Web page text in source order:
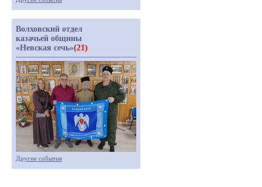
Волховский отдел
казачьей общины
«Невская сечь»(21)
Другие события